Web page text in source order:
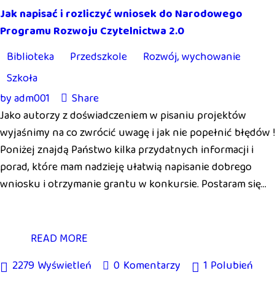
Jak napisać i rozliczyć wniosek do Narodowego
Programu Rozwoju Czytelnictwa 2.0
Biblioteka
Przedszkole
Rozwój, wychowanie
Szkoła
byadm001
Share
Jako autorzy z doświadczeniem w pisaniu projektów
wyjaśnimy na co zwrócić uwagę i jak nie popełnić błędów !
Poniżej znajdą Państwo kilka przydatnych informacji i
porad, które mam nadzieję ułatwią napisanie dobrego
wniosku i otrzymanie grantu w konkursie. Postaram się…
READ MORE
2279 Wyświetleń 0 Komentarzy 1 Polubień